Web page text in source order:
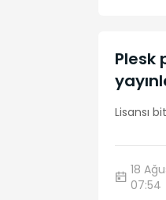
Plesk
Lisansı
18
07:54